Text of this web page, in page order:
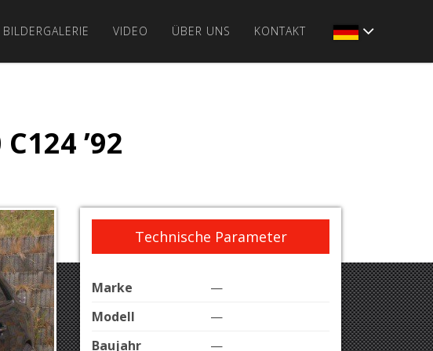
BILDERGALERIE VIDEO ÜBER UNS KONTAKT
’92
Technische Parameter
Marke
—
Modell
—
Baujahr
—